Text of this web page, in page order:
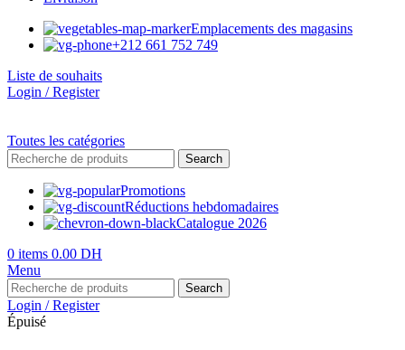
Emplacements des magasins
+212 661 752 749
Liste de souhaits
Login / Register
Toutes les catégories
Search
Promotions
Réductions hebdomadaires
Catalogue 2026
0 items 0.00 DH
Menu
Search
Login / Register
Épuisé